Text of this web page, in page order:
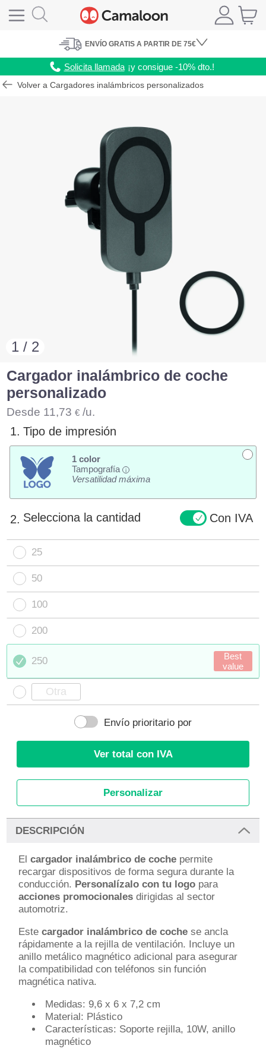
ENVÍO GRATIS A PARTIR DE 75€
Solicita llamada ¡y consigue -10% dto.!
Volver a Cargadores inalámbricos personalizados
1 / 2
Cargador inalámbrico de coche
personalizado
Desde 11,73 € /u.
1. Tipo de impresión
1 color
Tampografía
i
Versatilidad máxima
2. Selecciona la cantidad Con IVA
25
50
100
200
250
Best
value
Envío prioritario por
Ver total con IVA
Personalizar
DESCRIPCIÓN
Elcargador inalámbrico de coche permite
recargar dispositivos de forma segura durante la
conducción. Personalízalo con tu logo para
acciones promocionales dirigidas al sector
automotriz.
Estecargador inalámbrico de coche se ancla
rápidamente a la rejilla de ventilación. Incluye un
anillo metálico magnético adicional para asegurar
la compatibilidad con teléfonos sin función
magnética nativa.
Medidas: 9,6 x 6 x 7,2 cm
Material: Plástico
Características: Soporte rejilla, 10W, anillo
magnético